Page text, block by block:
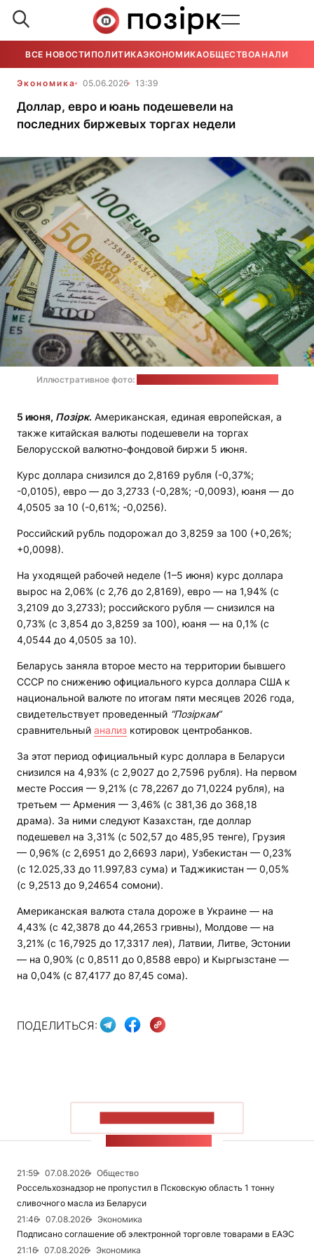
ВСЕ НОВОСТИ ПОЛИТИКАЭКОНОМИКАОБЩЕСТВОАНАЛИТИКА
Экономика 05.06.2026 13:39
Доллар, евро и юань подешевели на
последних биржевых торгах недели
Иллюстративное фото:
5 июня, Позірк. Американская, единая европейская, а
также китайская валюты подешевели на торгах
Белорусской валютно-фондовой биржи 5 июня.
Курс доллара снизился до 2,8169 рубля (-0,37%;
-0,0105), евро — до 3,2733 (-0,28%; -0,0093), юаня — до
4,0505 за 10 (-0,61%; -0,0256).
Российский рубль подорожал до 3,8259 за 100 (+0,26%;
+0,0098).
На уходящей рабочей неделе (1–5 июня) курс доллара
вырос на 2,06% (с 2,76 до 2,8169), евро — на 1,94% (с
3,2109 до 3,2733); российского рубля — снизился на
0,73% (с 3,854 до 3,8259 за 100), юаня — на 0,1% (с
4,0544 до 4,0505 за 10).
Беларусь заняла второе место на территории бывшего
СССР по снижению официального курса доллара США к
национальной валюте по итогам пяти месяцев 2026 года,
свидетельствует проведенный “Позіркам“
сравнительный анализ котировок центробанков.
За этот период официальный курс доллара в Беларуси
снизился на 4,93% (с 2,9027 до 2,7596 рубля). На первом
месте Россия — 9,21% (с 78,2267 до 71,0224 рубля), на
третьем — Армения — 3,46% (с 381,36 до 368,18
драма). За ними следуют Казахстан, где доллар
подешевел на 3,31% (с 502,57 до 485,95 тенге), Грузия
— 0,96% (с 2,6951 до 2,6693 лари), Узбекистан — 0,23%
(с 12.025,33 до 11.997,83 сума) и Таджикистан — 0,05%
(с 9,2513 до 9,24654 сомони).
Американская валюта стала дороже в Украине — на
4,43% (с 42,3878 до 44,2653 гривны), Молдове — на
3,21% (с 16,7925 до 17,3317 лея), Латвии, Литве, Эстонии
— на 0,90% (с 0,8511 до 0,8588 евро) и Кыргызстане —
на 0,04% (с 87,4177 до 87,45 сома).
ПОДЕЛИТЬСЯ:
21:59 07.08.2026
Общество
Россельхознадзор не пропустил в Псковскую область 1 тонну
сливочного масла из Беларуси
21:46
07.08.2026
Экономика
Подписано соглашение об электронной торговле товарами в ЕАЭС
21:16
07.08.2026 Экономика